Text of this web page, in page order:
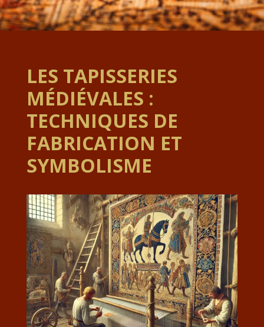
LES TAPISSERIES
MÉDIÉVALES :
TECHNIQUES DE
FABRICATION ET
SYMBOLISME